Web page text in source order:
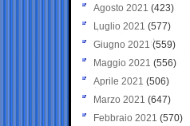
Agosto 2021 (423)
Luglio 2021 (577)
Giugno 2021(559)
Maggio 2021 (556)
Aprile 2021 (506)
Marzo 2021 (647)
Febbraio 2021 (570)